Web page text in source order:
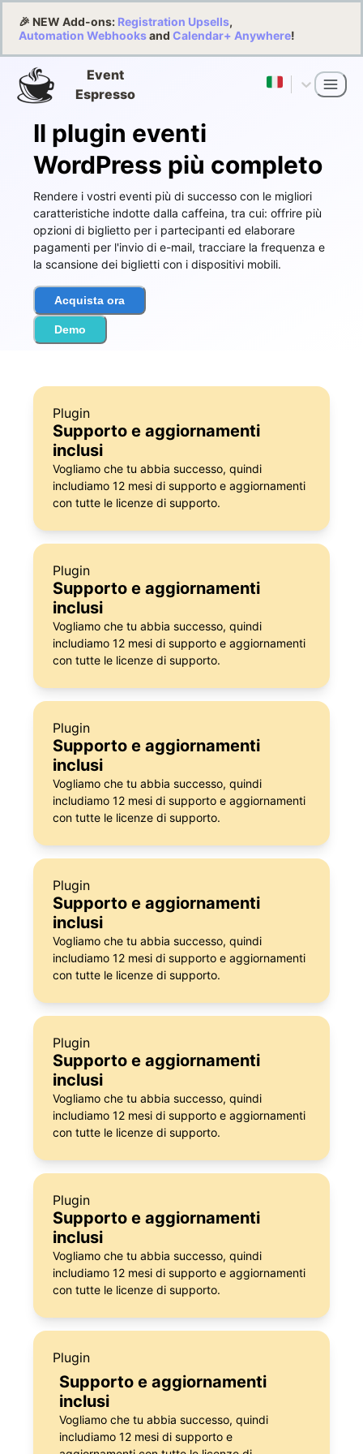
🎉 NEW Add-ons: Registration Upsells,
Automation Webhooksand Calendar+ Anywhere!
Event
Espresso
Il plugin eventi
WordPress più completo
Rendere i vostri eventi più di successo con le migliori
caratteristiche indotte dalla caffeina, tra cui: offrire più
opzioni di biglietto per i partecipanti ed elaborare
pagamenti per l'invio di e-mail, tracciare la frequenza e
la scansione dei biglietti con i dispositivi mobili.
Acquista ora
Demo
Plugin
Supporto e aggiornamenti
inclusi
Vogliamo che tu abbia successo, quindi
includiamo 12 mesi di supporto e aggiornamenti
con tutte le licenze di supporto.
Plugin
Supporto e aggiornamenti
inclusi
Vogliamo che tu abbia successo, quindi
includiamo 12 mesi di supporto e aggiornamenti
con tutte le licenze di supporto.
Plugin
Supporto e aggiornamenti
inclusi
Vogliamo che tu abbia successo, quindi
includiamo 12 mesi di supporto e aggiornamenti
con tutte le licenze di supporto.
Plugin
Supporto e aggiornamenti
inclusi
Vogliamo che tu abbia successo, quindi
includiamo 12 mesi di supporto e aggiornamenti
con tutte le licenze di supporto.
Plugin
Supporto e aggiornamenti
inclusi
Vogliamo che tu abbia successo, quindi
includiamo 12 mesi di supporto e aggiornamenti
con tutte le licenze di supporto.
Plugin
Supporto e aggiornamenti
inclusi
Vogliamo che tu abbia successo, quindi
includiamo 12 mesi di supporto e aggiornamenti
con tutte le licenze di supporto.
Plugin
Supporto e aggiornamenti
inclusi
Vogliamo che tu abbia successo, quindi
includiamo 12 mesi di supporto e